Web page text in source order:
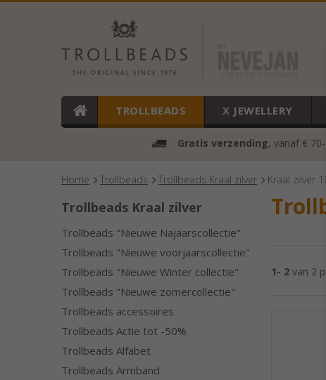
TROLLBEADS X JEWELLERY
Gratis verzending, vanaf € 70-
Home Trollbeads Trollbeads Kraal zilver Kraal zilver
Trollbeads Kraal zilver
Trollbeads "Nieuwe Najaarscollectie"
Trollbeads "Nieuwe voorjaarscollectie"
Trollbeads "Nieuwe Winter collectie"
Trollbeads "Nieuwe zomercollectie"
Trollbeads accessoires
Trollbeads Actie tot -50%
Trollbeads Alfabet
Trollbeads Armband
1- 2 van 2